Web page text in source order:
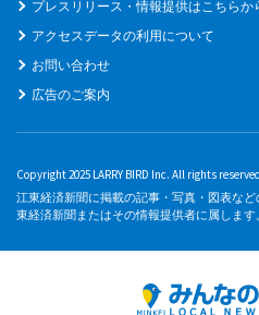
プレスリリース・情報提供はこちらか
アクセスデータの利用について
お問い合わせ
広告のご案内
Copyright 2025 LARRY BIRD Inc. All rights
江東経済新聞に掲載の記事・写真・図表な
東経済新聞またはその情報提供者に属します。